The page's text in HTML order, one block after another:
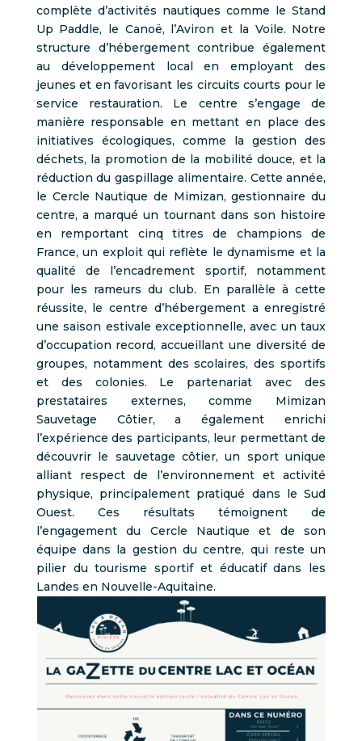
complète d’activités nautiques comme le Stand
Up Paddle, le Canoë, l’Aviron et la Voile. Notre
structure d’hébergement contribue également
au développement local en employant des
jeunes et en favorisant les circuits courts pour le
service restauration. Le centre s’engage de
manière responsable en mettant en place des
initiatives écologiques, comme la gestion des
déchets, la promotion de la mobilité douce, et la
réduction du gaspillage alimentaire. Cette année,
le Cercle Nautique de Mimizan, gestionnaire du
centre, a marqué un tournant dans son histoire
en remportant cinq titres de champions de
France, un exploit qui reflète le dynamisme et la
qualité de l’encadrement sportif, notamment
pour les rameurs du club. En parallèle à cette
réussite, le centre d’hébergement a enregistré
une saison estivale exceptionnelle, avec un taux
d’occupation record, accueillant une diversité de
groupes, notamment des scolaires, des sportifs
et des colonies. Le partenariat avec des
prestataires externes, comme Mimizan
Sauvetage Côtier, a également enrichi
l’expérience des participants, leur permettant de
découvrir le sauvetage côtier, un sport unique
alliant respect de l’environnement et activité
physique, principalement pratiqué dans le Sud
Ouest. Ces résultats témoignent de
l’engagement du Cercle Nautique et de son
équipe dans la gestion du centre, qui reste un
pilier du tourisme sportif et éducatif dans les
Landes en Nouvelle-Aquitaine.